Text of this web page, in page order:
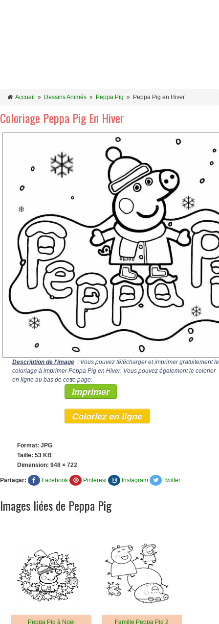
Accueil » Dessins Animés » Peppa Pig » Peppa Pig en Hiver
Coloriage Peppa Pig En Hiver
Description de l'image : Vous pouvez télécharger et imprimer gratuitement le
coloriage à imprimer Peppa Pig en Hiver. Vous pouvez également le colorier
en ligne au bas de cette page.
Imprimer
Coloriez en ligne
Format: JPG
Taille: 53 KB
Dimension: 948 × 722
Partagar: Facebook Pinterest Instagram Twitter
Images liées de Peppa Pig
Peppa Pig à Noël Famille Peppa Pig 2